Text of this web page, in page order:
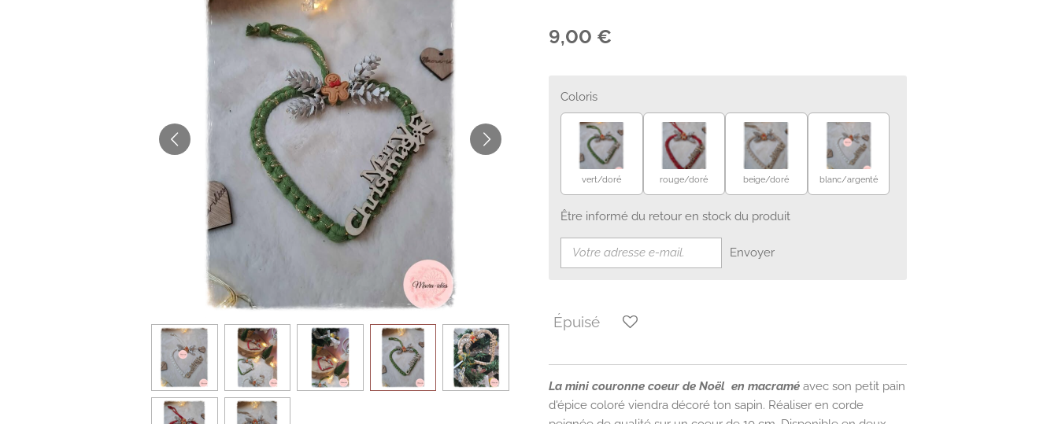
9,00 €
Coloris
vert/doré rouge/doré beige/doré blanc/argenté
Être informé du retour en stock du produit
Envoyer
Épuisé
La mini couronne coeur de Noël en macramé avec son petit pain
d'épice coloré viendra décoré ton sapin. Réaliser en corde